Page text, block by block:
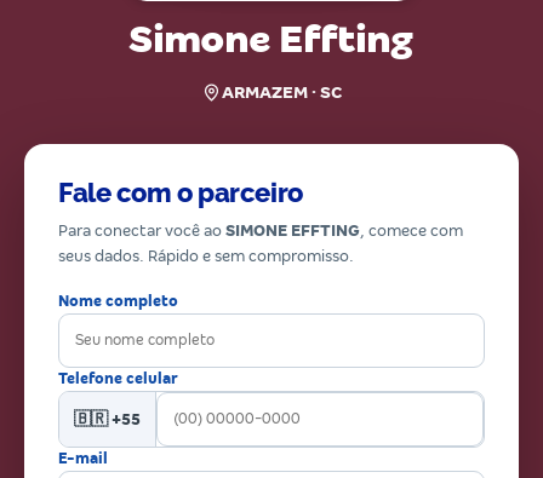
Simone Effting
ARMAZEM · SC
Fale com o parceiro
Para conectar você ao SIMONE EFFTING, comece com
seus dados. Rápido e sem compromisso.
Nome completo
Telefone celular
🇧🇷 +55
E-mail